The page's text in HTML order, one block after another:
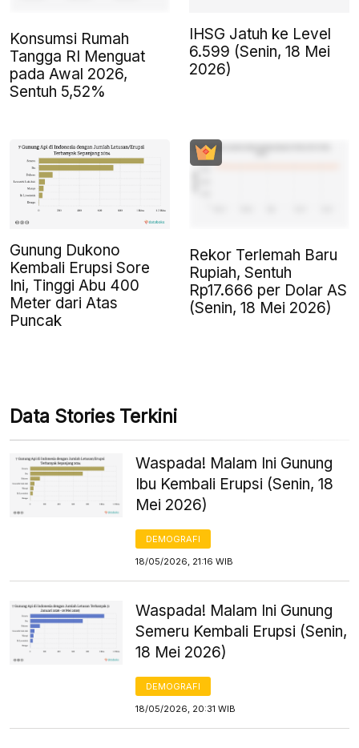
Konsumsi Rumah
Tangga RI Menguat
pada Awal 2026,
Sentuh 5,52%
IHSG Jatuh ke Level
6.599 (Senin, 18 Mei
2026)
Gunung Dukono
Kembali Erupsi Sore
Ini, Tinggi Abu 400
Meter dari Atas
Puncak
Rekor Terlemah Baru
Rupiah, Sentuh
Rp17.666 per Dolar AS
(Senin, 18 Mei 2026)
Data Stories Terkini
Waspada! Malam Ini Gunung
Ibu Kembali Erupsi (Senin, 18
Mei 2026)
DEMOGRAFI
18/05/2026, 21:16 WIB
Waspada! Malam Ini Gunung
Semeru Kembali Erupsi (Senin,
18 Mei 2026)
DEMOGRAFI
18/05/2026, 20:31 WIB